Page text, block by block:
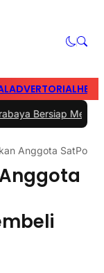
ADVERTORIAL
Menyambut
Anggota SatPol